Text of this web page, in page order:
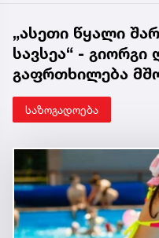
„ასეთი წყალი
სავსეა“ -
გაფრთხილება
საზოგადოება